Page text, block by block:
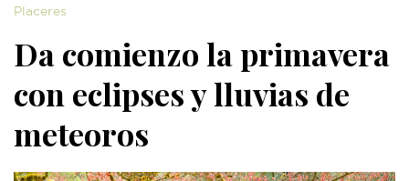
Placeres
Da comienzo la primavera
con eclipses y lluvias de
meteoros